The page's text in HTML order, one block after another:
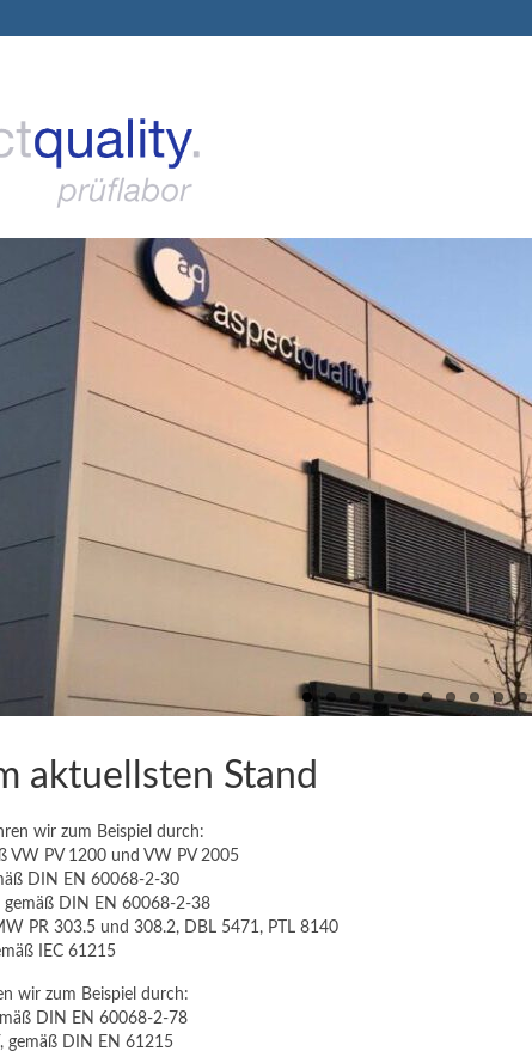
aktuellsten Stand
wir zum Beispiel durch:
VW PV 1200 und VW PV 2005
DIN EN 60068-2-30
gemäß DIN EN 60068-2-38
PR 303.5 und 308.2, DBL 5471, PTL 8140
IEC 61215
wir zum Beispiel durch:
DIN EN 60068-2-78
gemäß DIN EN 61215